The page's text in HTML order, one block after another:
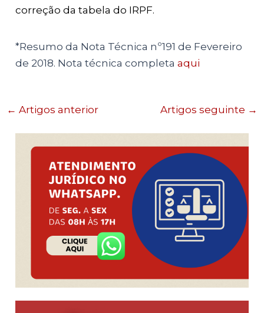
correção da tabela do IRPF.
*Resumo da Nota Técnica nº191 de Fevereiro
de 2018. Nota técnica completaaqui
← Artigos anterior Artigos seguinte →